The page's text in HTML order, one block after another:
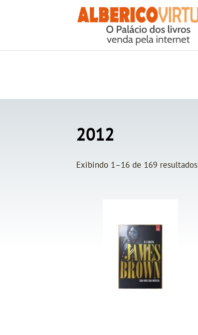
2012
Exibindo 1–16 de 169 resultados